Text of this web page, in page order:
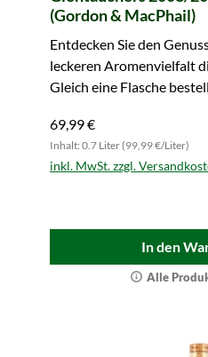
(Gordon & MacPhail)
Entdecken Sie den
leckeren Aromenvielfalt
Gleich eine Flasche
69,99 €
Inhalt: 0.7 Liter (99,99 €/Liter)
inkl. MwSt. zzgl.
In den
Alle